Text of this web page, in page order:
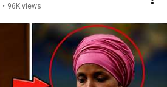
• 96K views